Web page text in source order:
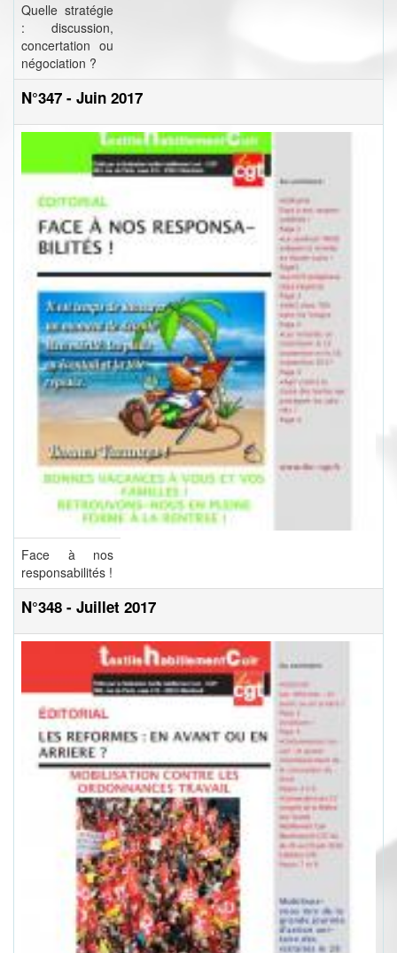
Quelle stratégie
: discussion,
concertation ou
négociation ?
N°347 - Juin 2017
Face à nos
responsabilités !
N°348 - Juillet 2017